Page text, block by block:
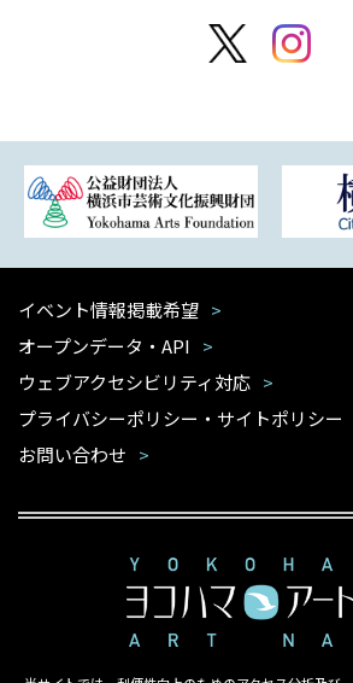
イベント情報掲載希望
オープンデータ・API
ウェブアクセシビリティ対応
プライバシーポリシー・サイトポリシー
お問い合わせ